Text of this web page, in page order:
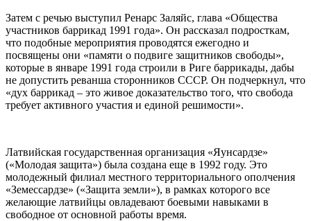
Затем с речью выступил Ренарс Заляйс, глава «Общества
участников баррикад 1991 года». Он рассказал подросткам,
что подобные мероприятия проводятся ежегодно и
посвящены они «памяти о подвиге защитников свободы»,
которые в январе 1991 года строили в Риге баррикады, дабы
не допустить реванша сторонников СССР. Он подчеркнул, что
«дух баррикад – это живое доказательство того, что свобода
требует активного участия и единой решимости».
Латвийская государственная организация «Яунсардзе»
(«Молодая защита») была создана еще в 1992 году. Это
молодежный филиал местного территориального ополчения
«Земессардзе» («Защита земли»), в рамках которого все
желающие латвийцы овладевают боевыми навыками в
свободное от основной работы время.